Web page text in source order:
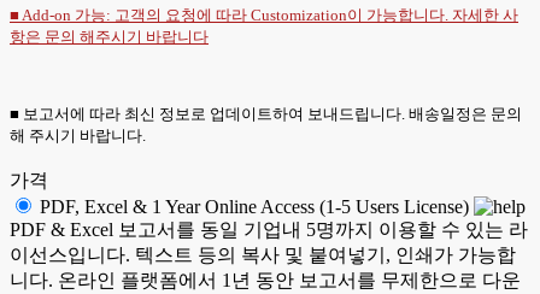
■ Add-on 가능: 고객의 요청에 따라 Customization이 가능합니다. 자세한 사
항은 문의 해주시기 바랍니다
■ 보고서에 따라 최신 정보로 업데이트하여 보내드립니다. 배송일정은 문의
해 주시기 바랍니다.
가격
PDF, Excel & 1 Year Online Access (1-5 Users License)
PDF & Excel 보고서를 동일 기업내 5명까지 이용할 수 있는 라
이선스입니다. 텍스트 등의 복사 및 붙여넣기, 인쇄가 가능합
니다. 온라인 플랫폼에서 1년 동안 보고서를 무제한으로 다운